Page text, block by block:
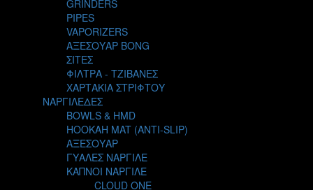
GRINDERS
PIPES
VAPORIZERS
ΑΞΕΣΟΥΑΡ BONG
ΣΙΤΕΣ
ΦΙΛΤΡΑ - ΤΖΙΒΑΝΕΣ
ΧΑΡΤΑΚΙΑ ΣΤΡΙΦΤΟΥ
ΝΑΡΓΙΛΕΔΕΣ
BOWLS & HMD
HOOKAH MAT (ANTI-SLIP)
ΑΞΕΣΟΥΑΡ
ΓΥΑΛΕΣ ΝΑΡΓΙΛΕ
ΚΑΠΝΟΙ ΝΑΡΓΙΛΕ
CLOUD ONE